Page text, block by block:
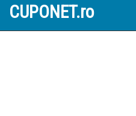
CUPONET.ro